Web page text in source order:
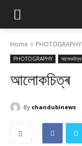
Home PHOTOGRAPHY
PHOTOGRAPHY আলোকচিত্ৰ
আলোকচিত্ৰ
By chandubinews